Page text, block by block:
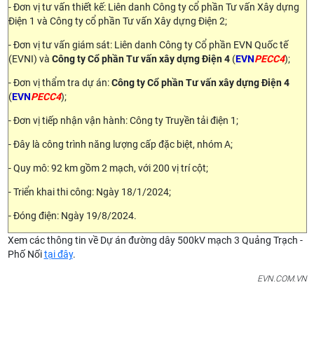
- Đơn vị tư vấn thiết kế: Liên danh Công ty cổ phần Tư vấn Xây dựng
Điện 1 và Công ty cổ phần Tư vấn Xây dựng Điện 2;
- Đơn vị tư vấn giám sát: Liên danh Công ty Cổ phần EVN Quốc tế
(EVNI) và Công ty Cổ phần Tư vấn xây dựng Điện 4 (EVNPECC4);
- Đơn vị thẩm tra dự án:Công ty Cổ phần Tư vấn xây dựng Điện 4
(EVNPECC4);
- Đơn vị tiếp nhận vận hành: Công ty Truyền tải điện 1;
- Đây là công trình năng lượng cấp đặc biệt, nhóm A;
- Quy mô: 92 km gồm 2 mạch, với 200 vị trí cột;
- Triển khai thi công: Ngày 18/1/2024;
- Đóng điện: Ngày 19/8/2024.
Xem các thông tin về Dự án đường dây 500kV mạch 3 Quảng Trạch -
Phố Nốitại đây.
EVN.COM.VN